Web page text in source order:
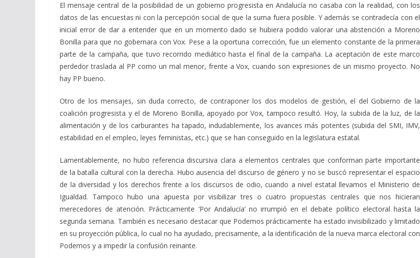
El mensaje central de la posibilidad de un gobierno progresista en Andalucía no casaba con la realidad, con los
datos de las encuestas ni con la percepción social de que la suma fuera posible. Y además se contradecía con el
inicial error de dar a entender que en un momento dado se hubiera podido valorar una abstención a Moreno
Bonilla para que no gobernara con Vox. Pese a la oportuna corrección, fue un elemento constante de la primera
parte de la campaña, que tuvo recorrido mediático hasta el final de la campaña. La aceptación de este marco
perdedor traslada al PP como un mal menor, frente a Vox, cuando son expresiones de un mismo proyecto. No
hay PP bueno.
Otro de los mensajes, sin duda correcto, de contraponer los dos modelos de gestión, el del Gobierno de la
coalición progresista y el de Moreno Bonilla, apoyado por Vox, tampoco resultó. Hoy, la subida de la luz, de la
alimentación y de los carburantes ha tapado, indudablemente, los avances más potentes (subida del SMI, IMV,
estabilidad en el empleo, leyes feministas, etc.) que se han conseguido en la legislatura estatal.
Lamentablemente, no hubo referencia discursiva clara a elementos centrales que conforman parte importante
de la batalla cultural con la derecha. Hubo ausencia del discurso de género y no se buscó representar el espacio
de la diversidad y los derechos frente a los discursos de odio, cuando a nivel estatal llevamos el Ministerio de
Igualdad. Tampoco hubo una apuesta por visibilizar tres o cuatro propuestas centrales que nos hicieran
merecedores de atención. Prácticamente ‘Por Andalucía’ no irrumpió en el debate político electoral hasta la
segunda semana. También es necesario destacar que Podemos prácticamente ha estado invisibilizado y limitado
en su proyección pública, lo cual no ha ayudado, precisamente, a la identificación de la nueva marca electoral con
Podemos y a impedir la confusión reinante.